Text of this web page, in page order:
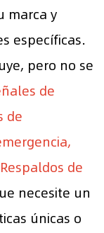
marca y
específicas.
pero no se
de
de
Respaldos de
necesite un
únicas o